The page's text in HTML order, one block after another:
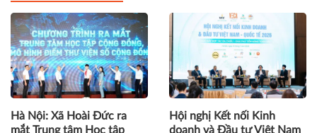
Hà Nội: Xã Hoài Đức ra
mắt Trung tâm Học tập
Hội nghị Kết nối Kinh
doanh và Đầu tư Việt Nam